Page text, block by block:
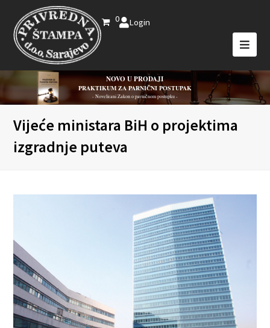
0 Login
NOVO U PRODAJI
PRAKTIKUM ZA PARNIČNI POSTUPAK
- Novelirani Zakon o parničnom postupku -
Vijeće ministara BiH o projektima
izgradnje puteva